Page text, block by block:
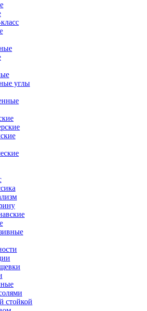
углы
стойкой